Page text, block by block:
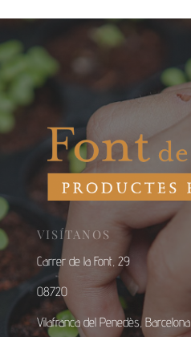
VISÍTANOS
Carrer de la Font, 29
08720
Vilafranca del Penedès, Barcelona